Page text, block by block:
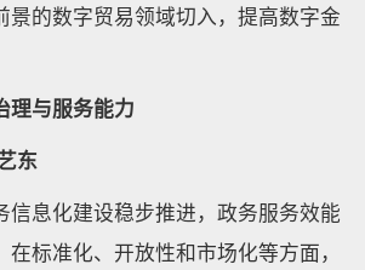
景的数字贸易领域切入，提高数字金
理与服务能力
东
信息化建设稳步推进，政务服务效能
标准化、开放性和市场化等方面，